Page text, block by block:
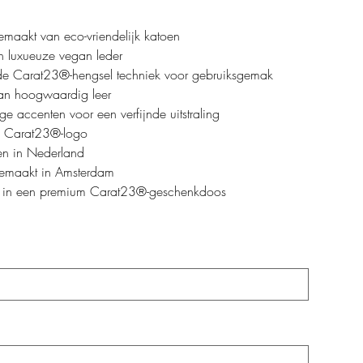
van eco-vriendelijk katoen
luxueuze vegan leder
Carat23®-hengsel techniek voor gebruiksgemak
hoogwaardig leer
accenten voor een verfijnde uitstraling
Carat23®-logo
in Nederland
in Amsterdam
een premium Carat23®-geschenkdoos